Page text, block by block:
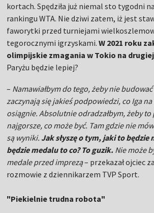
kortach. Spędziła już niemal sto tygodni
rankingu WTA. Nie dziwi zatem, iż jest
faworytki przed turniejami
tegorocznymi igrzyskami.W 2021 roku
olimpijskie zmagania w Tokio na
Paryżu będzie lepiej?
– Namawiałbym do tego, żeby nie
zaczynają się jakieś podpowiedzi, co Iga
osiągnie. Absolutnie odradzałbym, żeby
najgorsze, co może być. Tam gdzie nie
są wyniki.Jak słyszę o tym, jaki to będzie
będzie medalu to co? To guzik. Nie może
medale przed imprezą– przekazał ojciec
rozmowie z dziennikarzem TVP Sport.
"Piekielnie trudna robota"